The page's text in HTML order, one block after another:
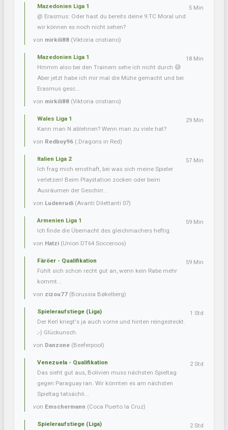
Mazedonien Liga 1
@ Erasmus: Oder hast du bereits deine 9.TC Moral und
wir können es noch nicht sehen?
von mirkili88 (Viktoria cristiano)
5 Min
Mazedonien Liga 1
Hmmm also bei den Trainern sehe ich nicht durch 😅
Aber jetzt habe ich mir mal die Mühe gemacht und bei
Erasmus gesc...
von mirkili88 (Viktoria cristiano)
18 Min
Wales Liga 1
Kann man N ablehnen? Wenn man zu viele hat?
von Redboy96 (.Dragons in Red)
29 Min
Italien Liga 2
Ich frag mich ernsthaft, bei was sich meine Spieler
verletzen! Beim Playstation zocken oder beim
Ausräumen der Geschirr...
von Ludenrudi (Avanti Dilettanti 07)
57 Min
Armenien Liga 1
Ich finde die Übernacht des gleichmachers heftig.
von Hatzi (Union DT64 Socceroos)
59 Min
Färöer - Qualifikation
Fühlt sich schon recht gut an, wenn kein Rabe mehr
kommt...
von zizou77 (Borussia Bøkelberg)
59 Min
Spieleraufstiege (Liga)
Der Kerl kriegt's ja auch vorne und hinten reingesteckt.
;-) Glückunsch.
von Danzone (Beeferpool)
1 Std
Venezuela - Qualifikation
Das sieht gut aus, Bolivien muss nächsten Spieltag
gegen Paraguay ran. Wir könnten es am nächsten
Spieltag tatsächli...
von Emschermann (Coca Puerto la Cruz)
2 Std
Spieleraufstiege (Liga)
2 Std